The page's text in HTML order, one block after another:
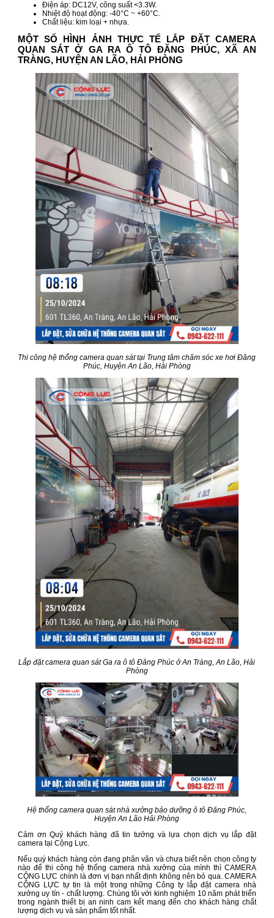
Điện áp: DC12V, công suất <3.3W.
Nhiệt độ hoạt động: -40°C ~ +60°C.
Chất liệu: kim loại + nhựa.
MỘT SỐ HÌNH ẢNH THỰC TẾ LẮP ĐẶT CAMERA
QUAN SÁT Ở GA RA Ô TÔ ĐĂNG PHÚC, XÃ AN
TRÀNG, HUYỆN AN LÃO, HẢI PHÒNG
Thi công hệ thống camera quan sát tại Trung tâm chăm sóc xe hơi Đăng
Phúc, Huyện An Lão, Hải Phòng
Lắp đặt camera quan sát Ga ra ô tô Đăng Phúc ở An Tràng, An Lão, Hải
Phòng
Hệ thống camera quan sát nhà xưởng bảo dưỡng ô tô Đăng Phúc,
Huyện An Lão Hải Phòng
Cảm ơn Quý khách hàng đã tin tưởng và lựa chọn dịch vụ lắp đặt
camera tại Cộng Lực.
Nếu quý khách hàng còn đang phân vân và chưa biết nên chọn công ty
nào để thi công hệ thống camera nhà xưởng của mình thì CAMERA
CỘNG LỰC chính là đơn vị bạn nhất định không nên bỏ qua. CAMERA
CỘNG LỰC tự tin là một trong những Công ty lắp đặt camera nhà
xưởng uy tín - chất lượng. Chúng tôi với kinh nghiệm 10 năm phát triển
trong ngành thiết bị an ninh cam kết mang đến cho khách hàng chất
lượng dịch vụ và sản phẩm tốt nhất.